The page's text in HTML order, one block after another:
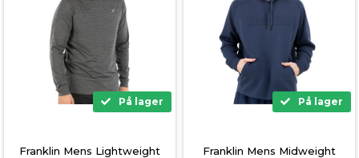
På lager
Franklin Mens Lightweight
På lager
Franklin Mens Midweight